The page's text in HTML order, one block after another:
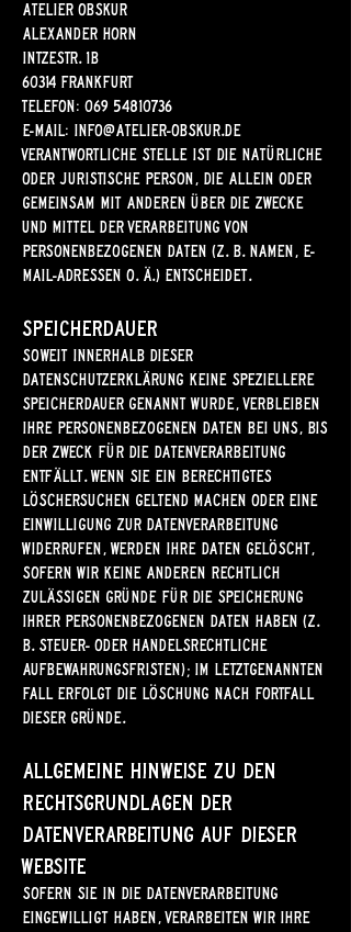
Atelier Obskur
Alexander Horn
Intzestr. 1b
60314 Frankfurt
Telefon: 069 54810736
E-Mail: info@atelier-obskur.de
Verantwortliche Stelle ist die natürliche
oder juristische Person, die allein oder
gemeinsam mit anderen über die Zwecke
und Mittel der Verarbeitung von
personenbezogenen Daten (z. B. Namen, E-
Mail-Adressen o. Ä.) entscheidet.
Speicherdauer
Soweit innerhalb dieser
Datenschutzerklärung keine speziellere
Speicherdauer genannt wurde, verbleiben
Ihre personenbezogenen Daten bei uns, bis
der Zweck für die Datenverarbeitung
entfällt. Wenn Sie ein berechtigtes
Löschersuchen geltend machen oder eine
Einwilligung zur Datenverarbeitung
widerrufen, werden Ihre Daten gelöscht,
sofern wir keine anderen rechtlich
zulässigen Gründe für die Speicherung
Ihrer personenbezogenen Daten haben (z.
B. steuer- oder handelsrechtliche
Aufbewahrungsfristen); im letztgenannten
Fall erfolgt die Löschung nach Fortfall
dieser Gründe.
Allgemeine Hinweise zu den
Rechtsgrundlagen der
Datenverarbeitung auf dieser
Website
Sofern Sie in die Datenverarbeitung
eingewilligt haben, verarbeiten wir Ihre